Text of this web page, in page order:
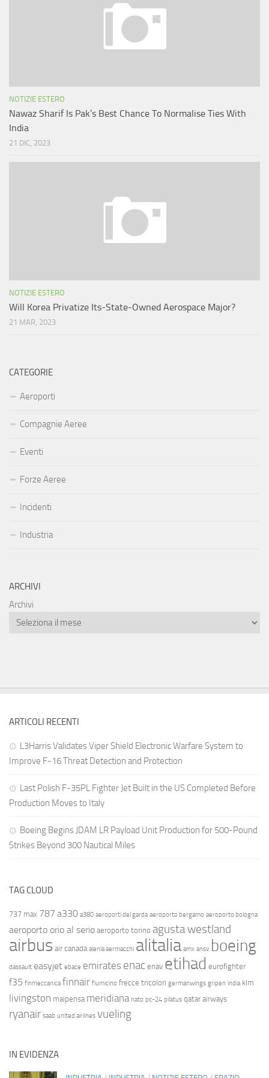
NOTIZIE ESTERO
Nawaz Sharif Is Pak’s Best Chance To Normalise Ties With
India
21 DIC, 2023
NOTIZIE ESTERO
Will Korea Privatize Its-State-Owned Aerospace Major?
21 MAR, 2023
CATEGORIE
Aeroporti
Compagnie Aeree
Eventi
Forze Aeree
Incidenti
Industria
ARCHIVI
Archivi
ARTICOLI RECENTI
L3Harris Validates Viper Shield Electronic Warfare System to
Improve F-16 Threat Detection and Protection
Last Polish F-35PL Fighter Jet Built in the US Completed Before
Production Moves to Italy
Boeing Begins JDAM LR Payload Unit Production for 500-Pound
Strikes Beyond 300 Nautical Miles
TAG CLOUD
737 max 787 a330 a380 aeroporti del garda aeroporto bergamo aeroporto bologna
aeroporto orio al serio aeroporto torino agusta westland
airbus air canada alenia aermacchi alitalia amx ansv boeing
dassault easyjet ebace emirates enac enav etihad eurofighter
f35 finmeccanica finnair fiumicino frecce tricolori germanwings gripen india klm
livingston malpensa meridiana nato pc-24 pilatus qatar airways
ryanair saab united airlines vueling
IN EVIDENZA